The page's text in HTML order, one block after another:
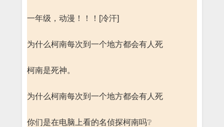
一年级，动漫！！！[冷汗]
为什么柯南每次到一个地方都会有人死
柯南是死神。
为什么柯南每次到一个地方都会有人死
你们是在电脑上看的名侦探柯南吗❔